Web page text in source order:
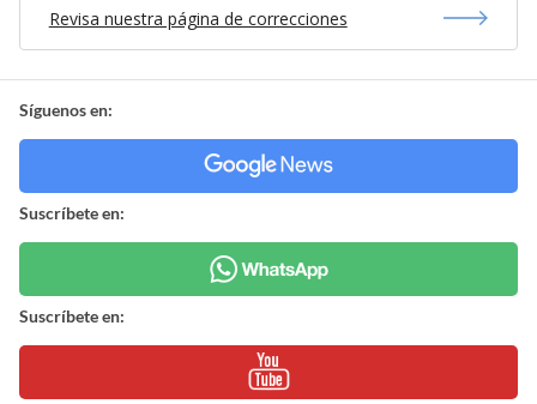
Revisa nuestra página de correcciones
Síguenos en:
Suscríbete en:
Suscríbete en: